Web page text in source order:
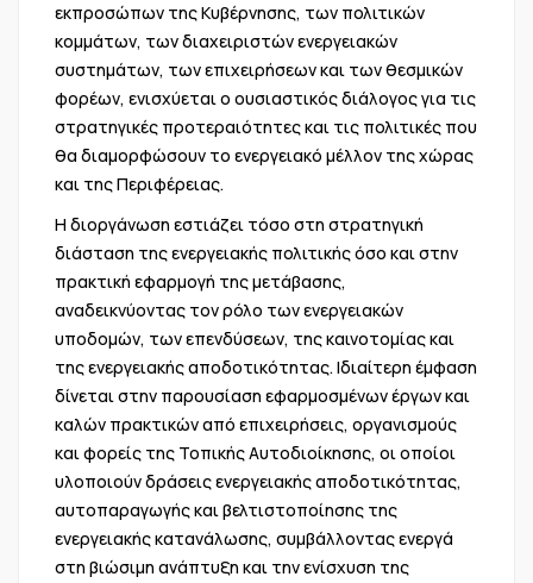
εκπροσώπων της Κυβέρνησης, των πολιτικών
κομμάτων, των διαχειριστών ενεργειακών
συστημάτων, των επιχειρήσεων και των θεσμικών
φορέων, ενισχύεται ο ουσιαστικός διάλογος για τις
στρατηγικές προτεραιότητες και τις πολιτικές που
θα διαμορφώσουν το ενεργειακό μέλλον της χώρας
και της Περιφέρειας.
Η διοργάνωση εστιάζει τόσο στη στρατηγική
διάσταση της ενεργειακής πολιτικής όσο και στην
πρακτική εφαρμογή της μετάβασης,
αναδεικνύοντας τον ρόλο των ενεργειακών
υποδομών, των επενδύσεων, της καινοτομίας και
της ενεργειακής αποδοτικότητας. Ιδιαίτερη έμφαση
δίνεται στην παρουσίαση εφαρμοσμένων έργων και
καλών πρακτικών από επιχειρήσεις, οργανισμούς
και φορείς της Τοπικής Αυτοδιοίκησης, οι οποίοι
υλοποιούν δράσεις ενεργειακής αποδοτικότητας,
αυτοπαραγωγής και βελτιστοποίησης της
ενεργειακής κατανάλωσης, συμβάλλοντας ενεργά
στη βιώσιμη ανάπτυξη και την ενίσχυση της